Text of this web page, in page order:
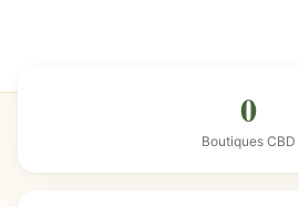
0
Boutiques CBD